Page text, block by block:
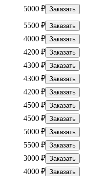
5000 ₽ Заказать
5500 ₽ Заказать
4000 ₽ Заказать
4200 ₽ Заказать
4300 ₽ Заказать
4300 ₽ Заказать
4200 ₽ Заказать
4500 ₽ Заказать
4500 ₽ Заказать
5000 ₽ Заказать
5500 ₽ Заказать
3000 ₽ Заказать
4000 ₽ Заказать